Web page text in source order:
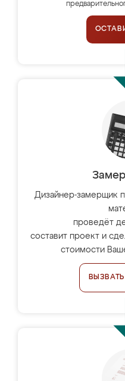
Дизайнер-замерщик
проведёт
составит проект и
стоимости